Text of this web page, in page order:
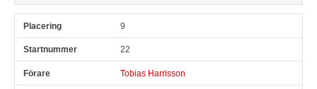
9
22
Tobias Harrisson